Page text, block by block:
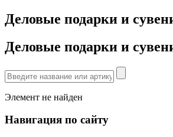
Деловые подарки и
Деловые подарки и
Элемент не найден
Навигация по сайту